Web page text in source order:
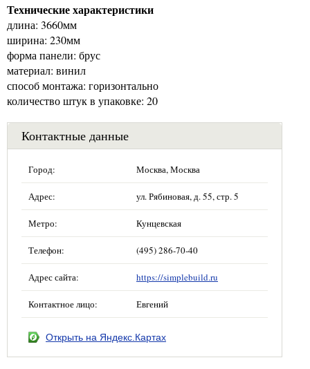
Технические характеристики
длина: 3660мм
ширина: 230мм
форма панели: брус
материал: винил
способ монтажа: горизонтально
количество штук в упаковке: 20
Контактные данные
Город: Москва, Москва
Адрес: ул. Рябиновая, д. 55, стр. 5
Метро: Кунцевская
Телефон: (495) 286-70-40
Адрес сайта: https://simplebuild.ru
Контактное лицо: Евгений
Открыть на Яндекс.Картах